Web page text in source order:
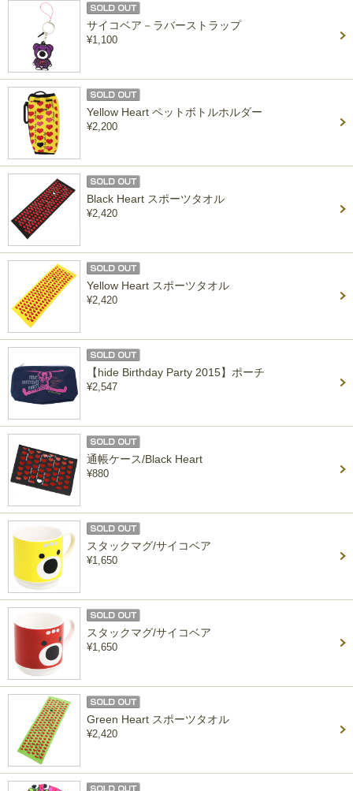
サイコベア－ラバーストラップ
¥1,100
Yellow Heart ペットボトルホルダー
¥2,200
Black Heart スポーツタオル
¥2,420
Yellow Heart スポーツタオル
¥2,420
【hide Birthday Party 2015】ポーチ
¥2,547
通帳ケース/Black Heart
¥880
スタックマグ/サイコベア
¥1,650
スタックマグ/サイコベア
¥1,650
Green Heart スポーツタオル
¥2,420